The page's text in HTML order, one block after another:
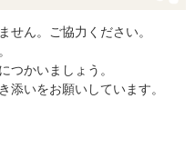
せん。ご協力ください。
つかいましょう。
添いをお願いしています。